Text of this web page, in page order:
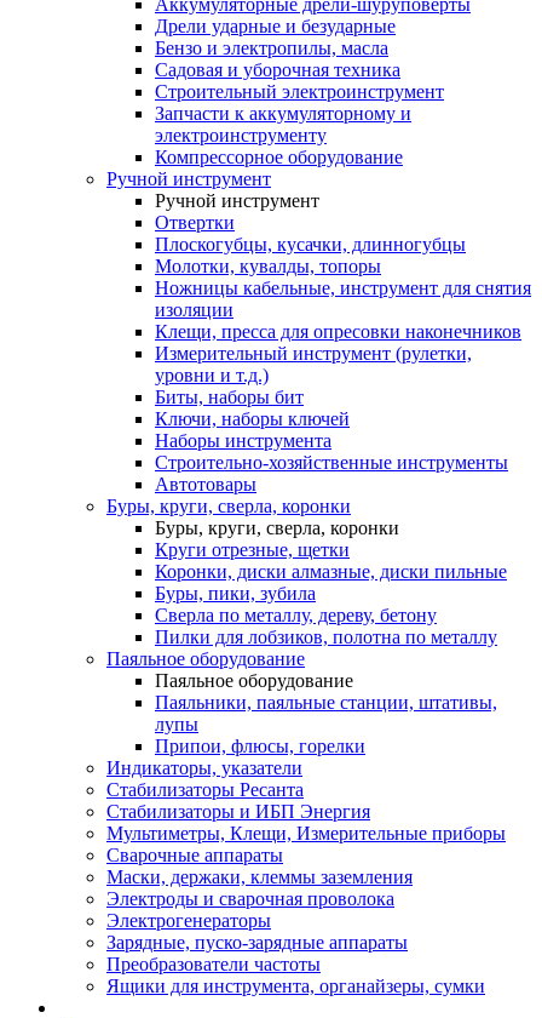
Аккумуляторные дрели-шуруповерты
Дрели ударные и безударные
Бензо и электропилы, масла
Садовая и уборочная техника
Строительный электроинструмент
Запчасти к аккумуляторному и
электроинструменту
Компрессорное оборудование
Ручной инструмент
Ручной инструмент
Отвертки
Плоскогубцы, кусачки, длинногубцы
Молотки, кувалды, топоры
Ножницы кабельные, инструмент для снятия
изоляции
Клещи, пресса для опресовки наконечников
Измерительный инструмент (рулетки,
уровни и т.д.)
Биты, наборы бит
Ключи, наборы ключей
Наборы инструмента
Строительно-хозяйственные инструменты
Автотовары
Буры, круги, сверла, коронки
Буры, круги, сверла, коронки
Круги отрезные, щетки
Коронки, диски алмазные, диски пильные
Буры, пики, зубила
Сверла по металлу, дереву, бетону
Пилки для лобзиков, полотна по металлу
Паяльное оборудование
Паяльное оборудование
Паяльники, паяльные станции, штативы,
лупы
Припои, флюсы, горелки
Индикаторы, указатели
Стабилизаторы Ресанта
Стабилизаторы и ИБП Энергия
Мультиметры, Клещи, Измерительные приборы
Сварочные аппараты
Маски, держаки, клеммы заземления
Электроды и сварочная проволока
Электрогенераторы
Зарядные, пуско-зарядные аппараты
Преобразователи частоты
Ящики для инструмента, органайзеры, сумки